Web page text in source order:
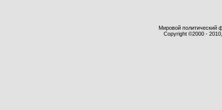
Мировой политический
Copyright ©2000 -